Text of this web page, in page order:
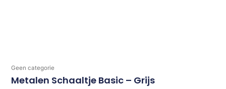
Geen categorie
Metalen Schaaltje Basic – Grijs